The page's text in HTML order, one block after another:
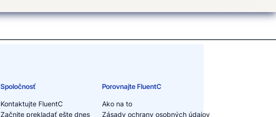
Spoločnosť
Kontaktujte FluentC
Začnite prekladať ešte dnes
Porovnajte FluentC
Ako na to
Zásady ochrany osobných údajov